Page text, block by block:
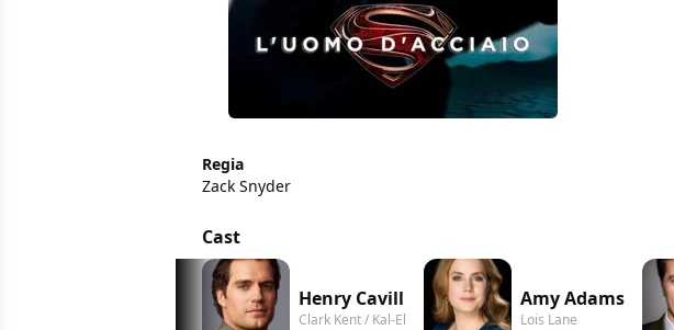
Regia
Zack Snyder
Cast
Henry Cavill
Clark Kent / Kal-El
Amy Adams
Lois Lane